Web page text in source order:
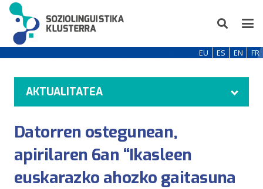
EU ES EN FR
AKTUALITATEA
Datorren ostegunean,
apirilaren 6an “Ikasleen
euskarazko ahozko gaitasuna